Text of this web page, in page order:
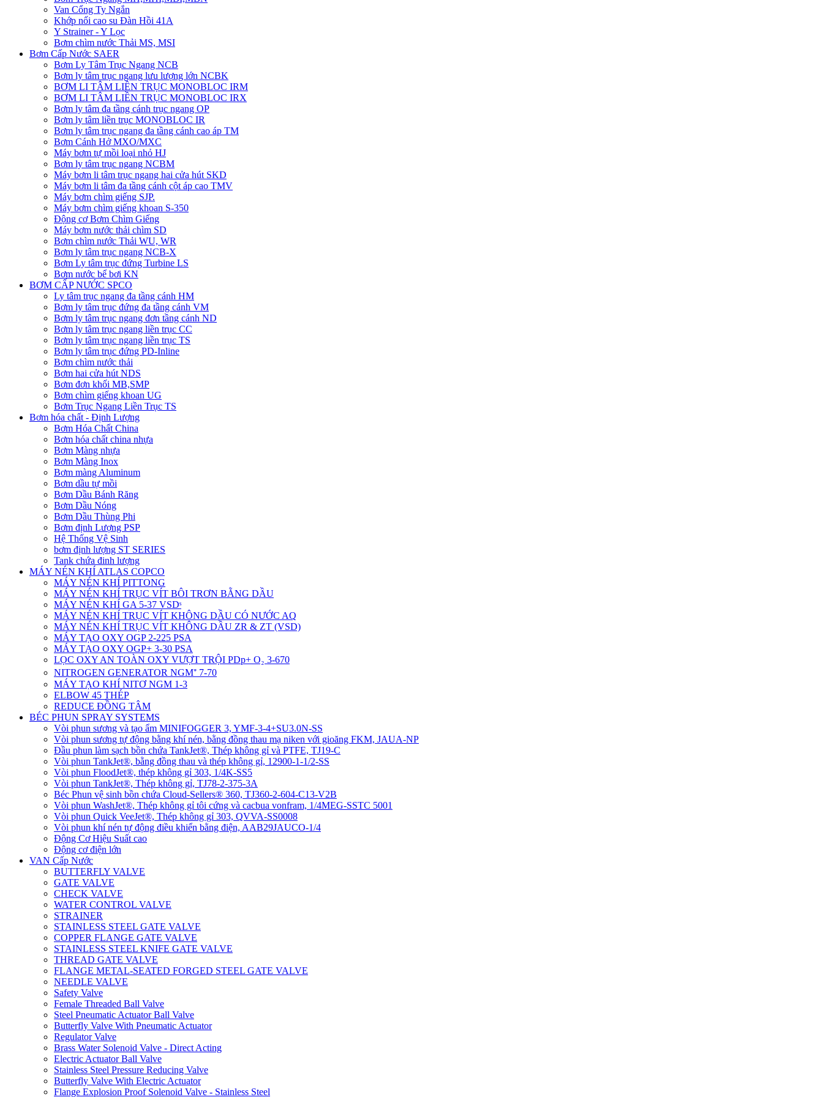
Van Cổng Ty Ngắn
Khớp nối cao su Đàn Hồi 41A
Y Strainer - Y Lọc
Bơm chìm nước Thải MS, MSI
Bơm Cấp Nước SAER
Bơm Ly Tâm Trục Ngang NCB
Bơm ly tâm trục ngang lưu lượng lớn NCBK
BƠM LI TÂM LIỀN TRỤC MONOBLOC IRM
BƠM LI TÂM LIỀN TRỤC MONOBLOC IRX
Bơm ly tâm đa tầng cánh trục ngang OP
Bơm ly tâm liền trục MONOBLOC IR
Bơm ly tâm trục ngang đa tầng cánh cao áp TM
Bơm Cánh Hở MXO/MXC
Máy bơm tự mồi loại nhỏ HJ
Bơm ly tâm trục ngang NCBM
Máy bơm li tâm trục ngang hai cửa hút SKD
​Máy bơm li tâm đa tầng cánh cột áp cao TMV
Máy bơm chìm giếng SJP.
Máy bơm chìm giếng khoan S-350
Động cơ Bơm Chìm Giếng
​Máy bơm nước thải chìm SD
Bơm chìm nước Thải WU, WR
Bơm ly tâm trục ngang NCB-X
Bơm Ly tâm trục đứng Turbine LS
Bơm nước bể bơi KN
BƠM CẤP NƯỚC SPCO
Ly tâm trục ngang đa tầng cánh HM
Bơm ly tâm trục đứng đa tầng cánh VM
Bơm ly tâm trục ngang đơn tầng cánh ND
Bơm ly tâm trục ngang liền trục CC
Bơm ly tâm trục ngang liền trục TS
Bơm ly tâm trục đứng PD-Inline
Bơm chìm nước thải
Bơm hai cửa hút NDS
Bơm đơn khối MB,SMP
Bơm chìm giếng khoan UG
Bơm Trục Ngang Liền Trục TS
Bơm hóa chất - Định Lượng
Bơm Hóa Chất China
Bơm hóa chất china nhựa
Bơm Màng nhựa
Bơm Màng Inox
Bơm màng Aluminum
Bơm dầu tự mồi
Bơm Dầu Bánh Răng
Bơm Dầu Nóng
Bơm Dầu Thùng Phi
Bơm định Lượng PSP
Hệ Thống Vệ Sinh
bơm định lượng ST SERIES
Tank chứa đinh lượng
MÁY NÉN KHÍ ATLAS COPCO
MÁY NÉN KHÍ PITTONG
MÁY NÉN KHÍ TRỤC VÍT BÔI TRƠN BẰNG DẦU
MÁY NÉN KHÍ GA 5-37 VSDˢ
MÁY NÉN KHÍ TRỤC VÍT KHÔNG DẦU CÓ NƯỚC AQ
MÁY NÉN KHÍ TRỤC VÍT KHÔNG DẦU ZR & ZT (VSD)
MÁY TẠO OXY OGP 2-225 PSA
MÁY TẠO OXY OGP+ 3-30 PSA
LỌC OXY AN TOÀN OXY VƯỢT TRỘI PDp+ O₂ 3-670
NITROGEN GENERATOR NGM⁺ 7-70
MÁY TẠO KHÍ NITƠ NGM 1-3
ELBOW 45 THÉP
REDUCE ĐỒNG TÂM
BÉC PHUN SPRAY SYSTEMS
Vòi phun sương và tạo ẩm MINIFOGGER 3, YMF-3-4+SU3.0N-SS
Vòi phun sương tự động bằng khí nén, bằng đồng thau mạ niken với gioăng FKM, JAUA-NP
Đầu phun làm sạch bồn chứa TankJet®, Thép không gỉ và PTFE, TJ19-C
Vòi phun TankJet®, bằng đồng thau và thép không gỉ, 12900-1-1/2-SS
Vòi phun FloodJet®, thép không gỉ 303, 1/4K-SS5
Vòi phun TankJet®, Thép không gỉ, TJ78-2-375-3A
Béc Phun vệ sinh bồn chứa Cloud-Sellers® 360, TJ360-2-604-C13-V2B
Vòi phun WashJet®, Thép không gỉ tôi cứng và cacbua vonfram, 1/4MEG-SSTC 5001
Vòi phun Quick VeeJet®, Thép không gỉ 303, QVVA-SS0008
Vòi phun khí nén tự động điều khiển bằng điện, AAB29JAUCO-1/4
Động Cơ Hiệu Suất cao
Động cơ điện lớn
VAN Cấp Nước
BUTTERFLY VALVE
GATE VALVE
CHECK VALVE
WATER CONTROL VALVE
STRAINER
STAINLESS STEEL GATE VALVE
COPPER FLANGE GATE VALVE
STAINLESS STEEL KNIFE GATE VALVE
THREAD GATE VALVE
FLANGE METAL-SEATED FORGED STEEL GATE VALVE
NEEDLE VALVE
Safety Valve
Female Threaded Ball Valve
Steel Pneumatic Actuator Ball Valve
Butterfly Valve With Pneumatic Actuator
Regulator Valve
Brass Water Solenoid Valve - Direct Acting
Electric Actuator Ball Valve
Stainless Steel Pressure Reducing Valve
Butterfly Valve With Electric Actuator
Flange Explosion Proof Solenoid Valve - Stainless Steel